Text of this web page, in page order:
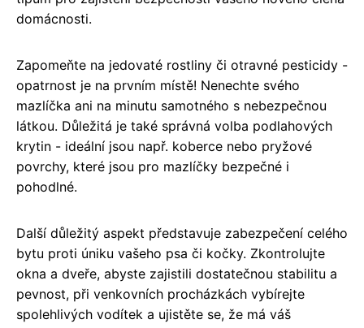
domácnosti.
Zapomeňte na jedovaté rostliny či otravné pesticidy -
opatrnost je na prvním místě! Nenechte svého
mazlíčka ani na minutu samotného s nebezpečnou
látkou. Důležitá je také správná volba podlahových
krytin - ideální jsou např. koberce nebo pryžové
povrchy, které jsou pro mazlíčky bezpečné i
pohodlné.
Další důležitý aspekt představuje zabezpečení celého
bytu proti úniku vašeho psa či kočky. Zkontrolujte
okna a dveře, abyste zajistili dostatečnou stabilitu a
pevnost, při venkovních procházkách vybírejte
spolehlivých vodítek a ujistěte se, že má váš